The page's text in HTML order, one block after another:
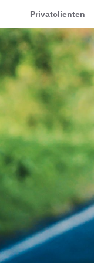
Privatclienten